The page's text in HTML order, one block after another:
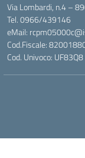
Via Lombardi, n.4 –
Tel. 0966/439146
eMail:
Cod.Fiscale:
Cod. Univoco: